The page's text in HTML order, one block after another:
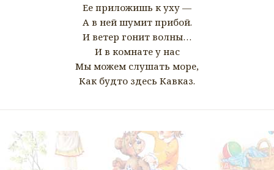
Ее приложишь к уху —
А в ней шумит прибой.
И ветер гонит волны…
И в комнате у нас
Мы можем слушать море,
Как будто здесь Кавказ.